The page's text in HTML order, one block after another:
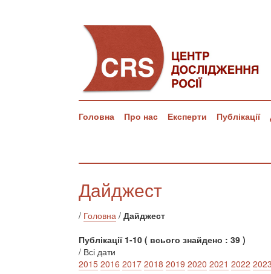
Головна Про нас Експерти Публікації
Дайджест
/ Головна / Дайджест
Публікації 1-10 ( всього знайдено : 39 )
/ Всі дати
2015 2016 2017 2018 2019 2020 2021 2022